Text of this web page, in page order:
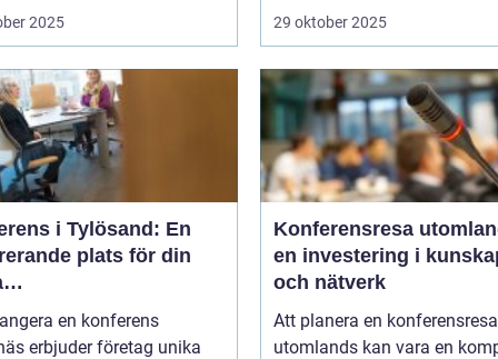
2025 29 oktober 2025
i Tylösand: En
plats för din
en konferens
erbjuder företag unika
Konferensresa
en investering i
och nätverk
Att planera en konferensresa
utomlands kan vara en